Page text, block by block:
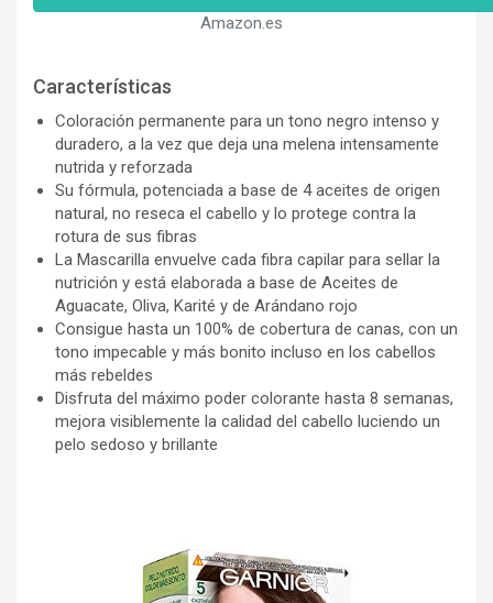
Amazon.es
Características
Coloración permanente para un tono negro intenso y
duradero, a la vez que deja una melena intensamente
nutrida y reforzada
Su fórmula, potenciada a base de 4 aceites de origen
natural, no reseca el cabello y lo protege contra la
rotura de sus fibras
La Mascarilla envuelve cada fibra capilar para sellar la
nutrición y está elaborada a base de Aceites de
Aguacate, Oliva, Karité y de Arándano rojo
Consigue hasta un 100% de cobertura de canas, con un
tono impecable y más bonito incluso en los cabellos
más rebeldes
Disfruta del máximo poder colorante hasta 8 semanas,
mejora visiblemente la calidad del cabello luciendo un
pelo sedoso y brillante